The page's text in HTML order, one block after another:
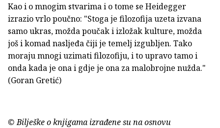
Kao i o mnogim stvarima i o tome se Heidegger
izrazio vrlo poučno: "Stoga je filozofija uzeta izvana
samo ukras, možda poučak i izložak kulture, možda
još i komad nasljeđa čiji je temelj izgubljen. Tako
moraju mnogi uzimati filozofiju, i to upravo tamo i
onda kada je ona i gdje je ona za malobrojne nužda."
(Goran Gretić)
© Bilješke o knjigama izrađene su na osnovu